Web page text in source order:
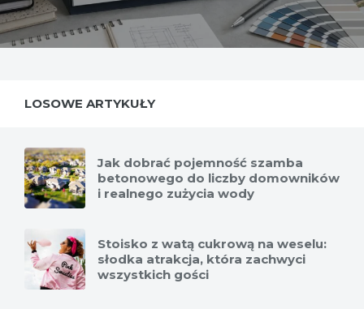
LOSOWE ARTYKUŁY
Jak dobrać pojemność szamba
betonowego do liczby domowników
i realnego zużycia wody
Stoisko z watą cukrową na weselu:
słodka atrakcja, która zachwyci
wszystkich gości